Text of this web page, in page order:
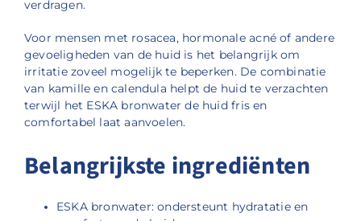
verdragen.
Voor mensen met rosacea, hormonale acné of andere
gevoeligheden van de huid is het belangrijk om
irritatie zoveel mogelijk te beperken. De combinatie
van kamille en calendula helpt de huid te verzachten
terwijl het ESKA bronwater de huid fris en
comfortabel laat aanvoelen.
Belangrijkste ingrediënten
ESKA bronwater: ondersteunt hydratatie en